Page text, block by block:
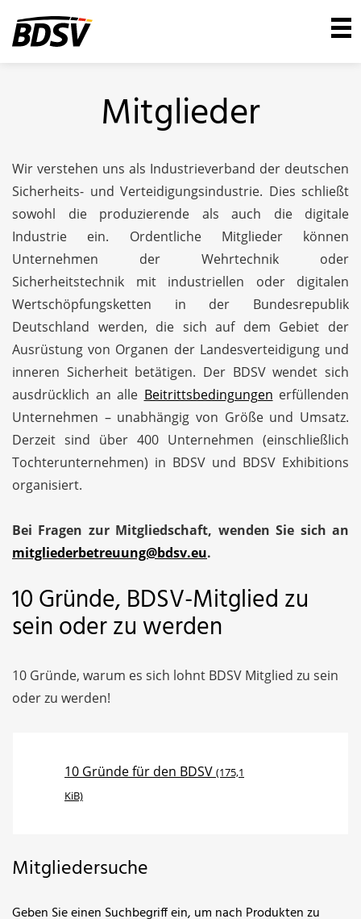
Mitglieder
Wir verstehen uns als Industrieverband der deutschen
Sicherheits- und Verteidigungsindustrie. Dies schließt
sowohl die produzierende als auch die digitale
Industrie ein. Ordentliche Mitglieder können
Unternehmen der Wehrtechnik oder
Sicherheitstechnik mit industriellen oder digitalen
Wertschöpfungsketten in der Bundesrepublik
Deutschland werden, die sich auf dem Gebiet der
Ausrüstung von Organen der Landesverteidigung und
inneren Sicherheit betätigen. Der BDSV wendet sich
ausdrücklich an alle Beitrittsbedingungen erfüllenden
Unternehmen – unabhängig von Größe und Umsatz.
Derzeit sind über 400 Unternehmen (einschließlich
Tochterunternehmen) in BDSV und BDSV Exhibitions
organisiert.
Bei Fragen zur Mitgliedschaft, wenden Sie sich an
mitgliederbetreuung@bdsv.eu.
10 Gründe, BDSV-Mitglied zu
sein oder zu werden
10 Gründe, warum es sich lohnt BDSV Mitglied zu sein
oder zu werden!
10 Gründe für den BDSV (175,1
KiB)
Mitgliedersuche
Geben Sie einen Suchbegriff ein, um nach Produkten zu